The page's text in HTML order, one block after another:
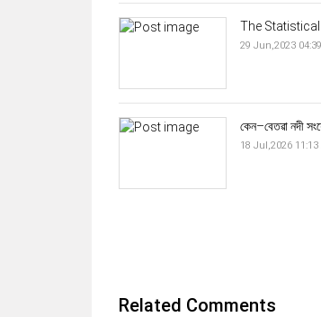
The
29 Jun,2023
কেন–বেতৱা নদী
18 Jul,2026 11:13
Related Comments